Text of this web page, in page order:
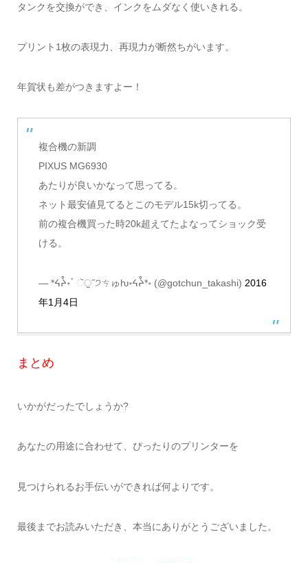
タンクを交換ができ、インクをムダなく使いきれる。
プリント1枚の表現力、再現力が断然ちがいます。
年賀状も差がつきますよー！
複合機の新調
PIXUS MG6930
あたりが良いかなって思ってる。
ネット最安値見てるとこのモデル15k切ってる。
前の複合機買った時20k超えてたよなってショック受
ける。
— *ᔦᔧ॰ॱ ૅੁ˝੭ㄘゅƕ॰ᔦᔧ*॰ (@gotchun_takashi) 2016
年1月4日
まとめ
いかがだったでしょうか?
あなたの用途に合わせて、ぴったりのプリンターを
見つけられるお手伝いができれば何よりです。
最後までお読みいただき、本当にありがとうございました。